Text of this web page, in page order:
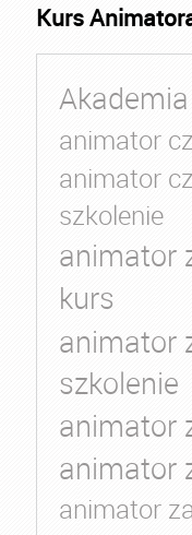
Kurs
animator
animator
szkolenie
animator
kurs
animator
szkolenie
animator
animator
animator